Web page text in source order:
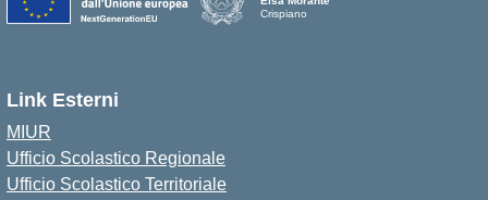
Crispiano
Link Esterni
MIUR
Ufficio Scolastico Regionale
Ufficio Scolastico Territoriale